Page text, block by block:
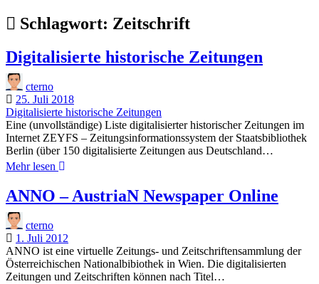
Schlagwort: Zeitschrift
Digitalisierte historische Zeitungen
cterno
25. Juli 2018
Digitalisierte historische Zeitungen
Eine (unvollständige) Liste digitalisierter historischer Zeitungen im
Internet ZEYFS – Zeitungsinformationssystem der Staatsbibliothek
Berlin (über 150 digitalisierte Zeitungen aus Deutschland…
Mehr lesen Digitalisierte
Zeitungen
ANNO – AustriaN Newspaper Online
cterno
1. Juli 2012
ANNO ist eine virtuelle Zeitungs- und Zeitschriftensammlung der
Österreichischen Nationalbibiothek in Wien. Die digitalisierten
Zeitungen und Zeitschriften können nach Titel…